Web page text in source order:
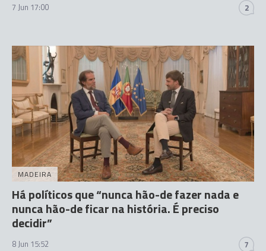
7 Jun 17:00 2
MADEIRA
Há políticos que “nunca hão-de fazer nada e
nunca hão-de ficar na história. É preciso
decidir”
8 Jun 15:52 7